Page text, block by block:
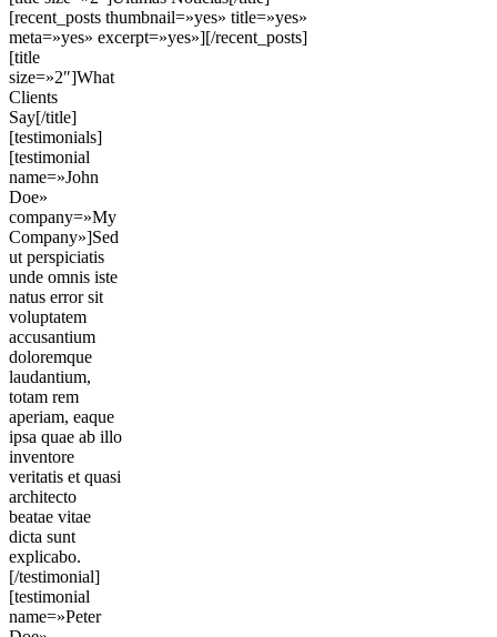
[recent_posts thumbnail=»yes» title=»yes»
meta=»yes» excerpt=»yes»][/recent_posts]
[title
size=»2″]What
Clients
Say[/title]
[testimonials]
[testimonial
name=»John
Doe»
company=»My
Company»]Sed
ut perspiciatis
unde omnis iste
natus error sit
voluptatem
accusantium
doloremque
laudantium,
totam rem
aperiam, eaque
ipsa quae ab illo
inventore
veritatis et quasi
architecto
beatae vitae
dicta sunt
explicabo.
[/testimonial]
[testimonial
name=»Peter